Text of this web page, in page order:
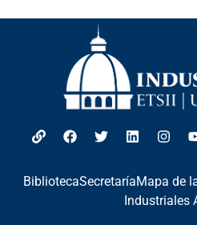
BibliotecaSecretaríaMapa de
Industriales